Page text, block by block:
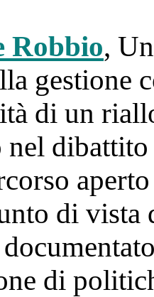
Robbio,
gestione
di un
nel
di vista
di